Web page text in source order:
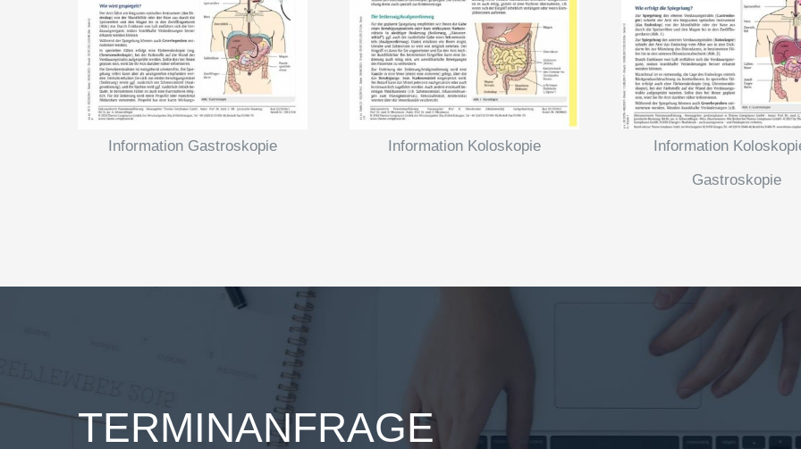
Information Gastroskopie Information Koloskopie
Information
Gastroskopie
TERMINANFRAGE